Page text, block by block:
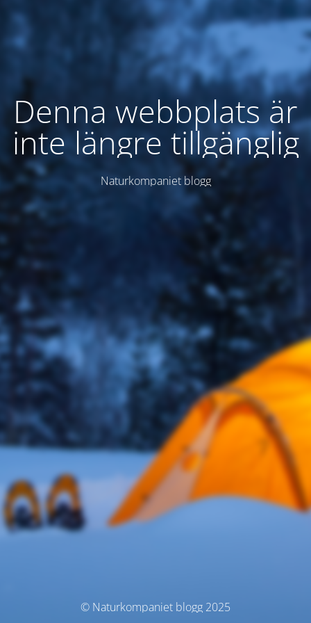
Denna webbplats är
inte längre tillgänglig
Naturkompaniet blogg
© Naturkompaniet blogg 2025